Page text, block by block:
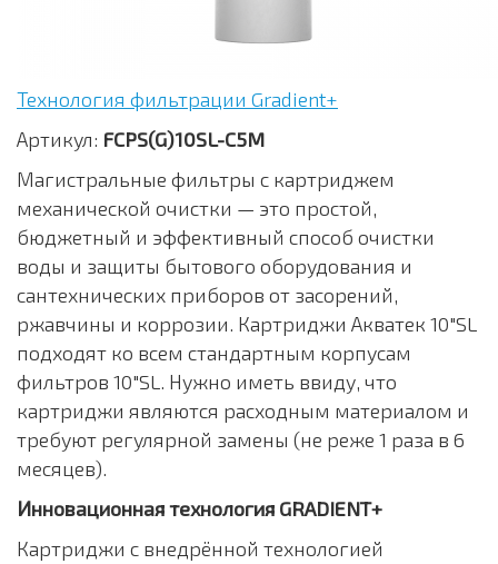
Технология фильтрации Gradient+
Артикул: FCPS(G)10SL-C5M
Магистральные фильтры с картриджем
механической очистки — это простой,
бюджетный и эффективный способ очистки
воды и защиты бытового оборудования и
сантехнических приборов от засорений,
ржавчины и коррозии. Картриджи Акватек 10"SL
подходят ко всем стандартным корпусам
фильтров 10"SL. Нужно иметь ввиду, что
картриджи являются расходным материалом и
требуют регулярной замены (не реже 1 раза в 6
месяцев).
Инновационная технология GRADIENT+
Картриджи с внедрённой технологией